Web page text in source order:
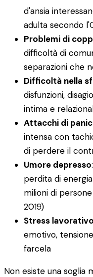
d'ansia
adulta secondo
Problemi di
difficoltà di
separazioni che
Difficoltà nella
disfunzioni,
intima e
Attacchi di
intensa con
di perdere il
Umore depresso
perdita di
milioni di
2019)
Stress
emotivo,
farcela
Non esiste una soglia